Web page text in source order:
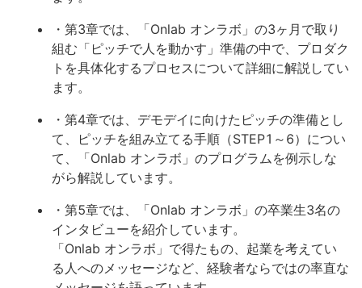
・第3章では、「Onlab オンラボ」の3ヶ月で取り
組む「ピッチで人を動かす」準備の中で、プロダク
トを具体化するプロセスについて詳細に解説してい
ます。
・第4章では、デモデイに向けたピッチの準備とし
て、ピッチを組み立てる手順（STEP1～6）につい
て、「Onlab オンラボ」のプログラムを例示しな
がら解説しています。
・第5章では、「Onlab オンラボ」の卒業生3名の
インタビューを紹介しています。
「Onlab オンラボ」で得たもの、起業を考えてい
る人へのメッセージなど、経験者ならではの率直な